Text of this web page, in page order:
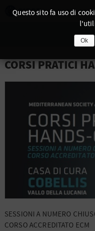
CORSI PRATICI
SESSIONI A NUMERO
CORSO ACCREDITATO ECM
Questo sito fa uso di
Ok